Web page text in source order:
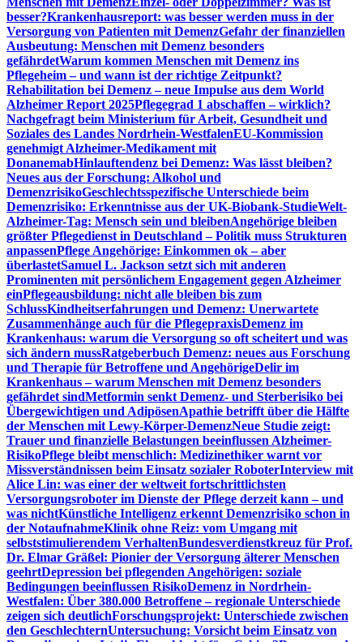
besser?Krankenhausreport: was besser werden muss in der
Versorgung von Patienten mit DemenzGefahr der finanziellen
Ausbeutung: Menschen mit Demenz besonders
gefährdetWarum kommen Menschen mit Demenz ins
Pflegeheim – und wann ist der richtige Zeitpunkt?
Rehabilitation bei Demenz – neue Impulse aus dem World
Alzheimer Report 2025Pflegegrad 1 abschaffen – wirklich?
Nachgefragt beim Ministerium für Arbeit, Gesundheit und
Soziales des Landes Nordrhein-WestfalenEU-Kommission
genehmigt Alzheimer-Medikament mit
DonanemabHinlauftendenz bei Demenz: Was lässt bleiben?
Neues aus der Forschung: Alkohol und
DemenzrisikoGeschlechtsspezifische Unterschiede beim
Demenzrisiko: Erkenntnisse aus der UK-Biobank-StudieWelt-
Alzheimer-Tag: Mensch sein und bleibenAngehörige bleiben
größter Pflegedienst in Deutschland – Politik muss Strukturen
anpassenPflege Angehörige: Einkommen ok – aber
überlastetSamuel L. Jackson setzt sich mit anderen
Prominenten mit persönlichem Engagement gegen Alzheimer
einPflegeausbildung: nicht alle bleiben bis zum
SchlussKindheitserfahrungen und Demenz: Unerwartete
Zusammenhänge auch für die PflegepraxisDemenz im
Krankenhaus: warum die Versorgung so oft scheitert und was
sich ändern mussRatgeberbuch Demenz: neues aus Forschung
und Therapie für Betroffene und AngehörigeDelir im
Krankenhaus – warum Menschen mit Demenz besonders
gefährdet sindMetformin senkt Demenz- und Sterberisiko bei
Übergewichtigen und AdipösenApathie betrifft über die Hälfte
der Menschen mit Lewy-Körper-DemenzNeue Studie zeigt:
Trauer und finanzielle Belastungen beeinflussen Alzheimer-
RisikoPflege bleibt menschlich: Medizinethiker warnt vor
Missverständnissen beim Einsatz sozialer RoboterInterview mit
Alice Lin: was einer der weltweit fortschrittlichsten
Versorgungsroboter im Dienste der Pflege derzeit kann – und
was nichtKünstliche Intelligenz erkennt Demenzrisiko schon in
der NotaufnahmeKlinik ohne Reiz: vom Umgang mit
selbststimulierendem VerhaltenBundesverdienstkreuz für Prof.
Dr. Elmar Gräßel: Pionier der Versorgung älterer Menschen
geehrtDepression bei pflegenden Angehörigen: soziale
Bedingungen beeinflussen RisikoDemenz in Nordrhein-
Westfalen: Über 380.000 Betroffene – regionale Unterschiede
zeigen sich deutlichForschungsprojekt: Unterschiede zwischen
den GeschlechternUntersuchung: Vorsicht beim Einsatz von